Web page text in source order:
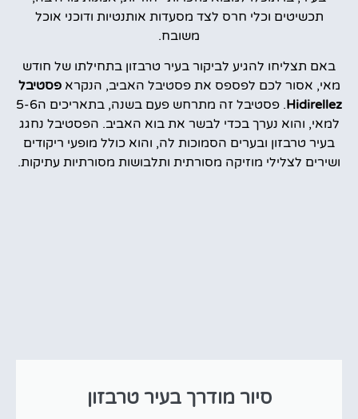
תכשיטים וכלי חרס לצד מסעדות אותנטיות ודוכני אוכל
משובח.
באם תצליחו להגיע לביקור בעיר טרבזון בתחילתו של חודש
מאי, אסור לכם לפספס את פסטיבל האביב, הנקראפסטיבל
Hidirellez
. פסטיבל זה מתרחש פעם בשנה, בתאריכים ה5-6
למאי, והוא נערך בכדי לבשר את בוא האביב. הפסטיבל נחגג
בעיר טרבזון ובערים הסמוכות לה, והוא כולל מופעי ריקודים
ושירים לצלילי מוזיקה מסורתית ותלבושות מסורתיות עתיקות.
סיור מודרך בעיר טרבזון